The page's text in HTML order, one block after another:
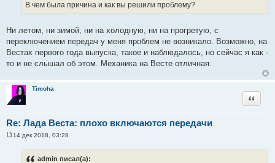
В чем была причина и как вы решили проблему?
Ни летом, ни зимой, ни на холодную, ни на прогретую, с
переключением передач у меня проблем не возникало. Возможно, на
Вестах первого года выпуска, такое и наблюдалось, но сейчас я как -
то и не слышал об этом. Механика на Весте отличная.
Timoha
Re: Лада Веста: плохо включаются передачи
Цитата
14 дек 2018, 03:28
admin писал(а):